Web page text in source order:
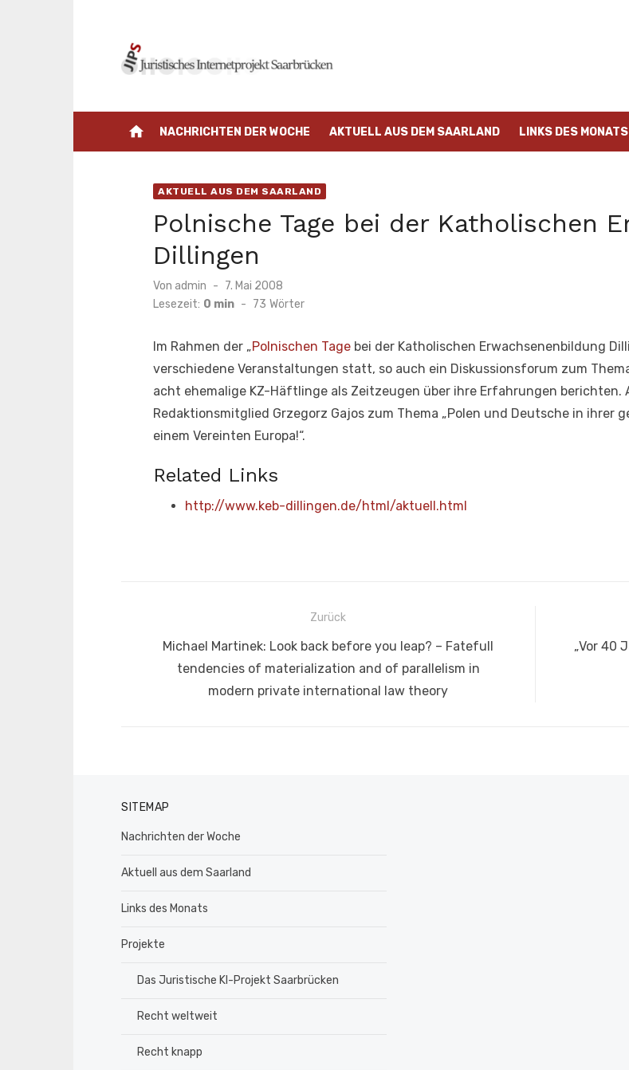
home NACHRICHTEN DER WOCHE AKTUELL AUS DEM SAARLAND LINKS DES MONATS
AKTUELL AUS DEM SAARLAND
Polnische Tage bei der Katholischen
Dillingen
Von admin
Veröffentlicht
am
7. Mai 2008
Lesezeit: 0 min - 73 Wörter
Im Rahmen der „Polnischen Tage bei der Katholischen Erwachsenenbildung
verschiedene Veranstaltungen statt, so auch ein Diskussionsforum zum
acht ehemalige KZ-Häftlinge als Zeitzeugen über ihre Erfahrungen
Redaktionsmitglied Grzegorz Gajos zum Thema „Polen und Deutsche in ihrer
einem Vereinten Europa!“.
Related Links
http://www.keb-dillingen.de/html/aktuell.html
BeitragsnavigationZurück
Vorheriger
Beitrag:
Michael Martinek: Look back before you leap? – Fatefull
tendencies of materialization and of parallelism in
modern private international law theory
Nächster
„Vor 40
SITEMAP
Nachrichten der Woche
Aktuell aus dem Saarland
Links des Monats
Projekte
Das Juristische KI-Projekt Saarbrücken
Recht weltweit
Recht knapp